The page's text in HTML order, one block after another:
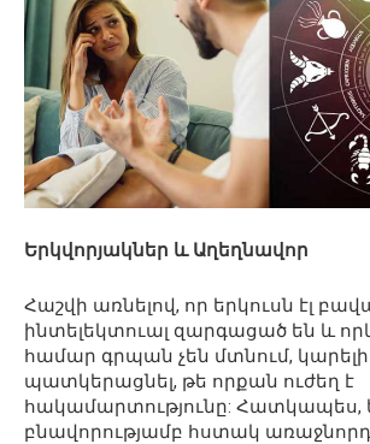
Երկվորյակներ և Աղեղնավոր
Հաշվի առնելով, որ երկուսն էլ
ինտելեկտուալ զարգացած են և
համար գրպան չեն մտնում, կարելի
պատկերացնել, թե որքան ուժեղ է
հակամարտությունը: Հատկապես,
բնավորությամբ հստակ առաջնորդ